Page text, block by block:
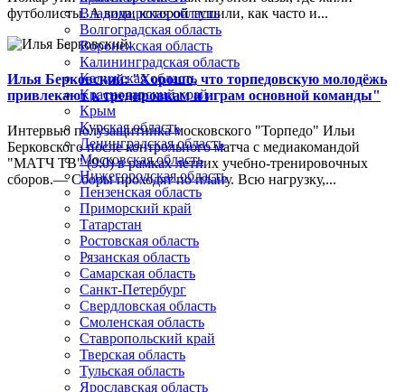
футболисты. А вода, которой тушили, как часто и...
Илья Берковский: "Хорошо, что торпедовскую молодёжь
привлекают к тренировкам и играм основной команды"
Интервью полузащитника московского "Торпедо" Ильи
Берковского после контрольного матча с медиакомандой
"МАТЧ ТВ" (9:0) в рамках летних учебно-тренировочных
сборов.— Сборы проходят по плану. Всю нагрузку,...
Владимирская область
Волгоградская область
Воронежская область
Калининградская область
Калужская область
Краснодарский край
Крым
Курская область
Ленинградская область
Московская область
Нижегородская область
Пензенская область
Приморский край
Татарстан
Ростовская область
Рязанская область
Самарская область
Санкт-Петербург
Свердловская область
Смоленская область
Ставропольский край
Тверская область
Тульская область
Ярославская область